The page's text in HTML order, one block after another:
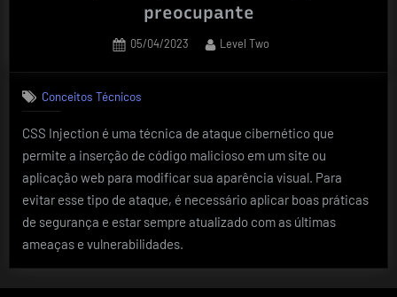
preocupante
Posted
05/04/2023 By
Level Two
Conceitos Técnicos
CSS Injection é uma técnica de ataque cibernético que
permite a inserção de código malicioso em um site ou
aplicação web para modificar sua aparência visual. Para
evitar esse tipo de ataque, é necessário aplicar boas práticas
de segurança e estar sempre atualizado com as últimas
ameaças e vulnerabilidades.